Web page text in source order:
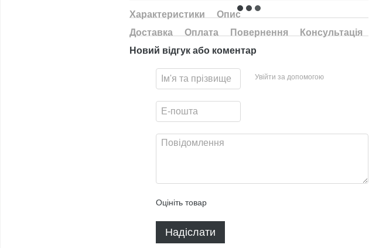
Характеристики
Опис
Доставка
Оплата Повернення
Консультація
Новий відгук або коментар
Увійти за допомогою
Оцініть товар
Надіслати